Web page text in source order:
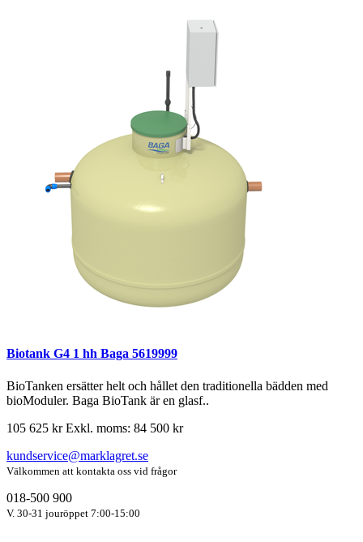
Biotank G4 1 hh Baga 5619999
BioTanken ersätter helt och hållet den traditionella bädden med
bioModuler. Baga BioTank är en glasf..
105 625 krExkl. moms: 84 500 kr
kundservice@marklagret.se
Välkommen att kontakta oss vid frågor
018-500 900
V. 30-31 jouröppet 7:00-15:00